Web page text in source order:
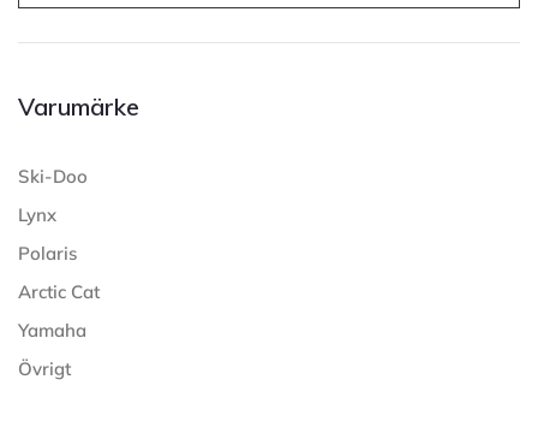
Varumärke
Ski-Doo
Lynx
Polaris
Arctic Cat
Yamaha
Övrigt